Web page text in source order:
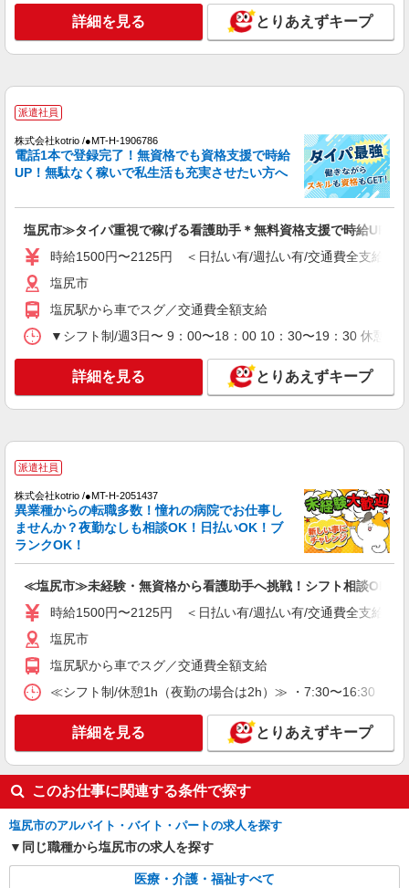
キープ 詳細を見る
師【夜勤なし】
時給2300円〜2875円 ＜日払い有/週払い有/交
通費全支給(ガソリン代含む)＞
詳細を見る
派遣社員
株式会社kotrio /●MT-H-1876230
STAFF大募集♪日勤のみ
時給2000円〜2500円＜交通費全額支給(ガソリ
ン代含む)/日払い可/週払い可＞
キープ 詳細を見る
株式会社kotrio /●MT-H-2086538
塩尻市＊綺麗な病院で看護助手デビュー♪無資
時給1500円〜2125円 ＜日払い有/週払い有/交
通費全支給(ガソリン代含む)＞
派遣社員
株式会社kotrio /●MT-H-1977416
≪塩尻市／看護助手≫子育て世代活躍中！働き
やすい環境♪
時給1500円〜2125円 ＜日払い有/週払い有/交
通費全支給(ガソリン代含む)＞
塩尻市
キープ
詳細を見る とりあえずキープ
派遣社員
株式会社kotrio /●MT-H-1906786
電話1本で登録完了！無資格でも資格支援で時給
UP！無駄なく稼いで私生活も充実させたい方へ
塩尻市≫タイパ重視で稼げる看護助手＊無料資格支援で時給UP
時給1500円〜2125円 ＜日払い有/週払い有/交通費全支給(ガ
塩尻市
塩尻駅から車でスグ／交通費全額支給
▼シフト制/週3日〜 9：00〜18：00 10：30〜19：30 休憩1
詳細を見る とりあえずキープ
派遣社員
株式会社kotrio /●MT-H-2051437
異業種からの転職多数！憧れの病院でお仕事し
ませんか？夜勤なしも相談OK！日払いOK！ブ
ランクOK！
≪塩尻市≫未経験・無資格から看護助手へ挑戦！シフト相談OK♪
時給1500円〜2125円 ＜日払い有/週払い有/交通費全支給(ガ
塩尻市
塩尻駅から車でスグ／交通費全額支給
≪シフト制/休憩1h（夜勤の場合は2h）≫ ・7:30〜16:30 ・
詳細を見る とりあえずキープ
このお仕事に関連する条件で探す
塩尻市のアルバイト・バイト・パートの求人を探す
同じ職種から塩尻市の求人を探す
医療・介護・福祉すべて